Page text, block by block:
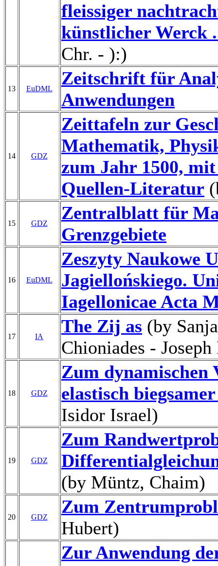
fleissiger
künstlicher Werck
Chr. - ):)
13 EuDML
Zeitschrift für
Anwendungen
14 GDZ
Zeittafeln zur
Mathematik,
zum Jahr 1500,
Quellen-Literatur
15 GDZ
Zentralblatt für
Grenzgebiete
16 EuDML
Zeszyty Naukowe
Jagiellońskiego.
Iagellonicae Acta
17 IA
The Zij as (by
Chioniades -
18 GDZ
Zum dynamischen
elastisch
Isidor Israel)
19 GDZ
Zum
(by Müntz, Chaim)
20 GDZ
Zum
Hubert)
Zur Anwendung